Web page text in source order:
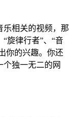
乐相关的视频，那
旋律行者”、“音
你的兴趣。你还
独一无二的网